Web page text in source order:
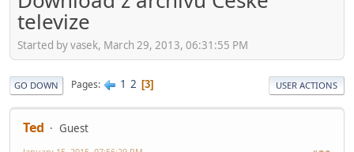
televize
Started by vasek, March 29, 2013, 06:31:55 PM
GO DOWN Pages 1 2 3 USER ACTIONS
Ted
Guest